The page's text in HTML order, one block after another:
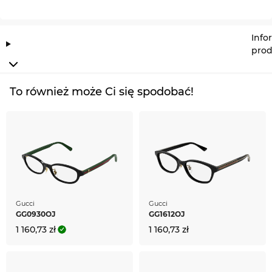
To również może Ci się spodobać!
Gucci
GG0930OJ
1 160,73 zł
Gucci
GG1612OJ
1 160,73 zł